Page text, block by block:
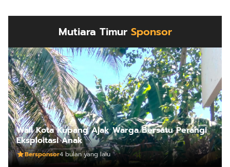
Mutiara Timur Sponsor
Wali Kota Kupang Ajak Warga Bersatu Perangi
Eksploitasi Anak
Bersponsor4 bulan yang lalu